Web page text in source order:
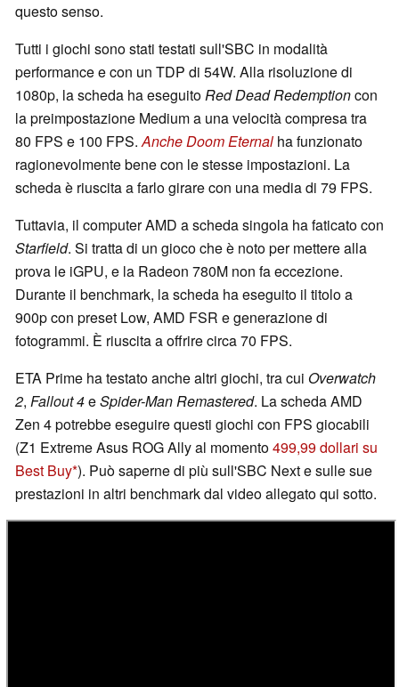
questo senso.
Tutti i giochi sono stati testati sull'SBC in modalità
performance e con un TDP di 54W. Alla risoluzione di
1080p, la scheda ha eseguitoRed Dead Redemptioncon
la preimpostazione Medium a una velocità compresa tra
80 FPS e 100 FPS.AncheDoom Eternal ha funzionato
ragionevolmente bene con le stesse impostazioni. La
scheda è riuscita a farlo girare con una media di 79 FPS.
Tuttavia, il computer AMD a scheda singola ha faticato con
Starfield. Si tratta di un gioco che è noto per mettere alla
prova le iGPU, e la Radeon 780M non fa eccezione.
Durante il benchmark, la scheda ha eseguito il titolo a
900p con preset Low, AMD FSR e generazione di
fotogrammi. È riuscita a offrire circa 70 FPS.
ETA Prime ha testato anche altri giochi, tra cui Overwatch
2, Fallout 4eSpider-Man Remastered. La scheda AMD
Zen 4 potrebbe eseguire questi giochi con FPS giocabili
(Z1 Extreme Asus ROG Ally al momento499,99 dollari su
Best Buy ). Può saperne di più sull'SBC Next e sulle sue
prestazioni in altri benchmark dal video allegato qui sotto.